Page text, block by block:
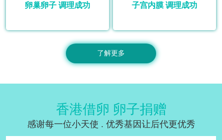
卵巢卵子 调理成功 子宫内膜 调理成功
了解更多
香港借卵 卵子捐赠
感谢每一位小天使 . 优秀基因让后代更优秀